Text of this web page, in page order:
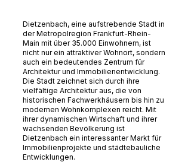
Dietzenbach, eine aufstrebende Stadt in
der Metropolregion Frankfurt-Rhein-
Main mit über 35.000 Einwohnern, ist
nicht nur ein attraktiver Wohnort, sondern
auch ein bedeutendes Zentrum für
Architektur und Immobilienentwicklung.
Die Stadt zeichnet sich durch ihre
vielfältige Architektur aus, die von
historischen Fachwerkhäusern bis hin zu
modernen Wohnkomplexen reicht. Mit
ihrer dynamischen Wirtschaft und ihrer
wachsenden Bevölkerung ist
Dietzenbach ein interessanter Markt für
Immobilienprojekte und städtebauliche
Entwicklungen.